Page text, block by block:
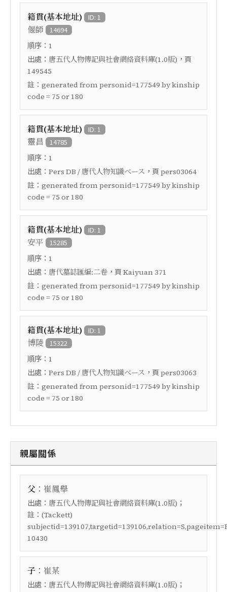
籍貫(基本地址) ID: 1
偃師 14694
順序： 1
出處： 唐五代人物傳記與社會網絡資料庫(1.0版) ，頁
149545
註： generated from personid=177549 by kinship
code = 75 or 180
籍貫(基本地址) ID: 1
靈昌 14785
順序： 1
出處： Pers DB / 唐代人物知識ベース ，頁 pers03064
註： generated from personid=177549 by kinship
code = 75 or 180
籍貫(基本地址) ID: 1
安平 15285
順序： 1
出處： 唐代墓誌匯編:二卷 ，頁 Kaiyuan 371
註： generated from personid=177549 by kinship
code = 75 or 180
籍貫(基本地址) ID: 1
博陵 15322
順序： 1
出處： Pers DB / 唐代人物知識ベース ，頁 pers03063
註： generated from personid=177549 by kinship
code = 75 or 180
親屬關係
父 ： 崔鳳舉
出處： 唐五代人物傳記與社會網絡資料庫(1.0版) ；
註： (Tackett)
10430
子 ： 崔某
出處： 唐五代人物傳記與社會網絡資料庫(1.0版) ；